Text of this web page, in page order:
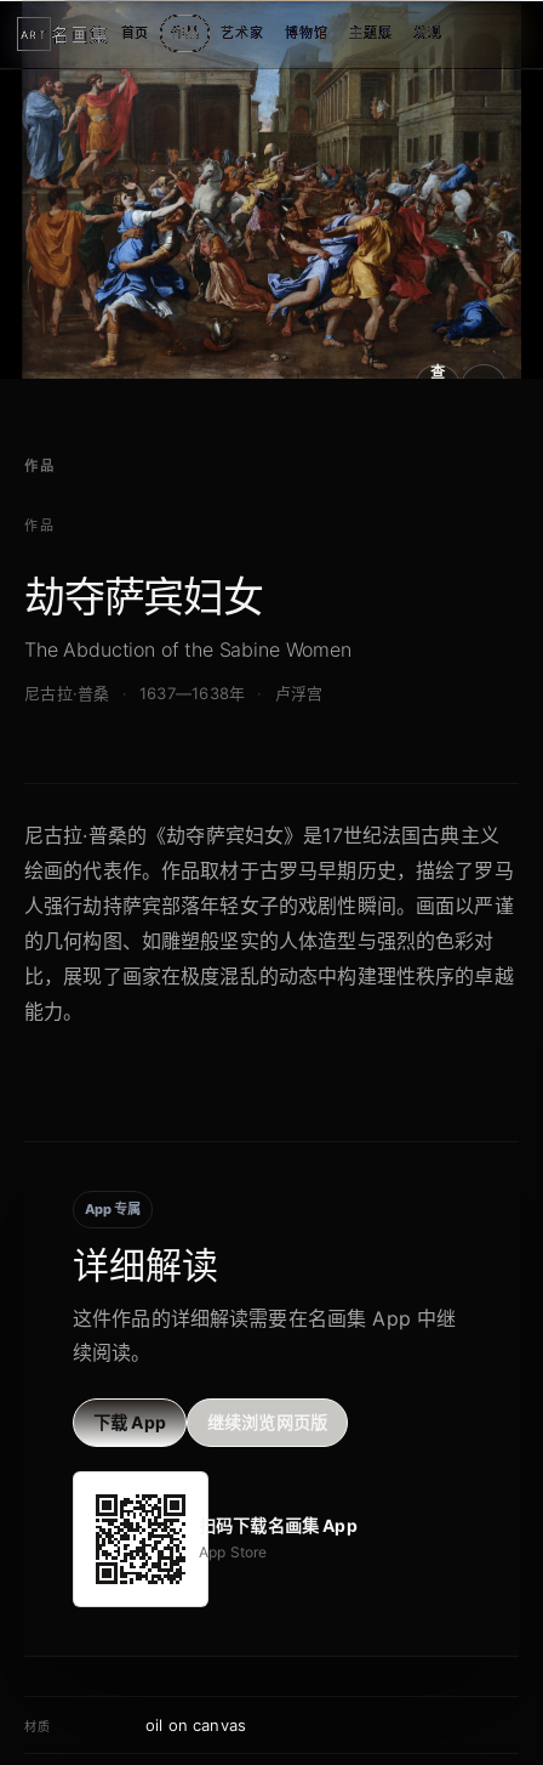
ART 名画集 首页 作品 艺术家 博物馆 主题展 发现
5
个
看
点
1
2
3
4
5
查
作品
作品
劫夺萨宾妇女
The Abduction of the Sabine Women
尼古拉·普桑 1637—1638年 卢浮宫
尼古拉·普桑的《劫夺萨宾妇女》是17世纪法国古典主义
绘画的代表作。作品取材于古罗马早期历史，描绘了罗马
人强行劫持萨宾部落年轻女子的戏剧性瞬间。画面以严谨
的几何构图、如雕塑般坚实的人体造型与强烈的色彩对
比，展现了画家在极度混乱的动态中构建理性秩序的卓越
能力。
App 专属
详细解读
这件作品的详细解读需要在名画集 App 中继
续阅读。
下载 App 继续浏览网页版
扫码下载名画集 App
App Store
材质 oil on canvas